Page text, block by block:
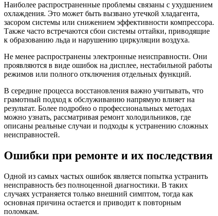
Наиболее распространенные проблемы связаны с ухудшением
охлаждения. Это может быть вызвано утечкой хладагента,
засором системы или снижением эффективности компрессора.
Также часто встречаются сбои системы оттайки, приводящие
к образованию льда и нарушению циркуляции воздуха.
Не менее распространены электронные неисправности. Они
проявляются в виде ошибок на дисплее, нестабильной работы
режимов или полного отключения отдельных функций.
В середине процесса восстановления важно учитывать, что
грамотный подход к обслуживанию напрямую влияет на
результат. Более подробно о профессиональных методах
можно узнать, рассматривая ремонт холодильников, где
описаны реальные случаи и подходы к устранению сложных
неисправностей.
Ошибки при ремонте и их последствия
Одной из самых частых ошибок является попытка устранить
неисправность без полноценной диагностики. В таких
случаях устраняется только внешний симптом, тогда как
основная причина остается и приводит к повторным
поломкам.